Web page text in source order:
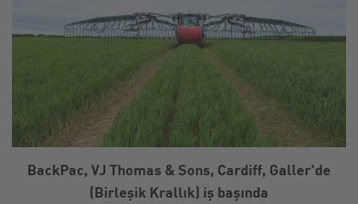
BackPac, VJ Thomas & Sons, Cardiff, Galler'de
(Birleşik Krallık) iş başında